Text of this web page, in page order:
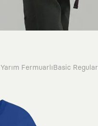
Yarım FermuarlıBasic Regular